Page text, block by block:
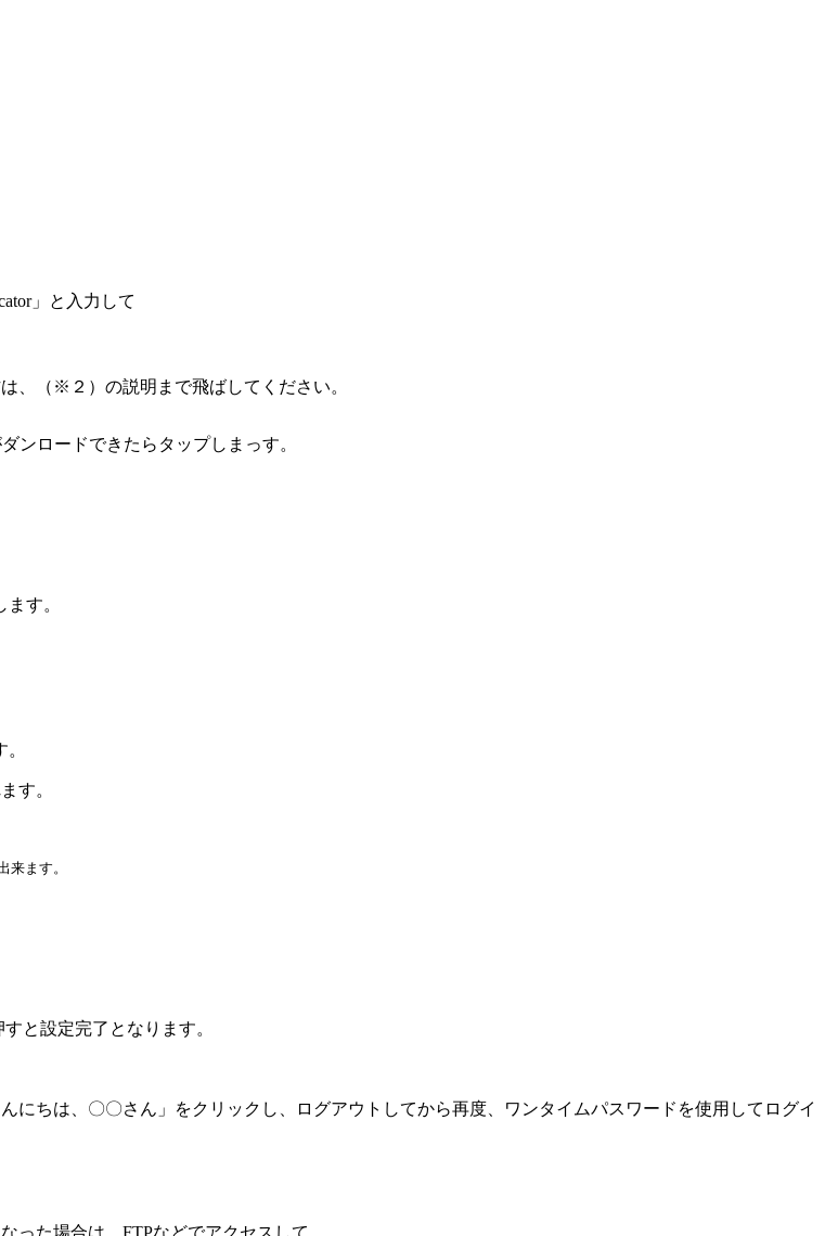
」と入力して
、（※２）の説明まで飛ばしてください。
ロードできたらタップしまっす。
す。
す。
来ます。
と設定完了となります。
ちは、〇〇さん」をクリックし、ログアウトしてから再度、ワンタイムパスワードを使用してログイ
った場合は、FTPなどでアクセスして